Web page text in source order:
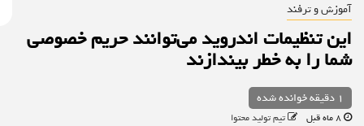
و ترفند
تنظیمات اندروید می‌توانند حریم خصوصی
را به خطر بیندازند
تیم تولید محتوا